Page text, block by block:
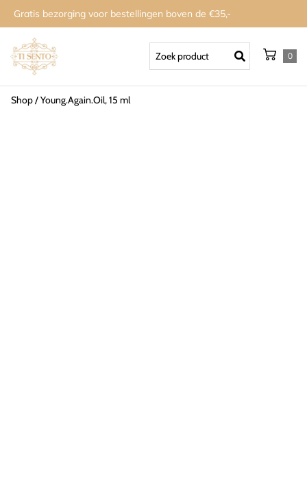
Gratis bezorging voor bestellingen boven de €35,-
0
Shop/Young.Again.Oil, 15 ml